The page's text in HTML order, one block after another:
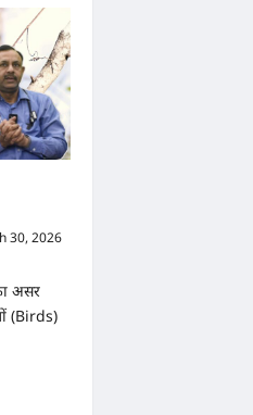
30, 2026
असर
(Birds)